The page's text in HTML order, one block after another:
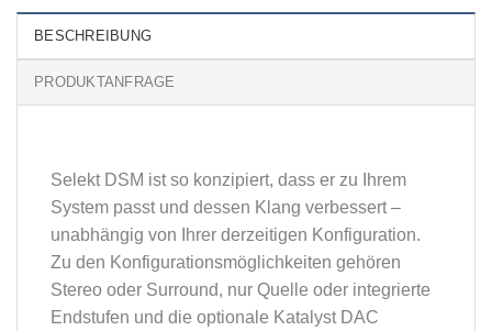
BESCHREIBUNG
PRODUKTANFRAGE
Selekt DSM ist so konzipiert, dass er zu Ihrem
System passt und dessen Klang verbessert –
unabhängig von Ihrer derzeitigen Konfiguration.
Zu den Konfigurationsmöglichkeiten gehören
Stereo oder Surround, nur Quelle oder integrierte
Endstufen und die optionale Katalyst DAC